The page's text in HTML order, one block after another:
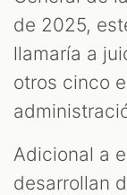
de 2025,
llamaría a
otros cinco
Adicional a
desarrollan